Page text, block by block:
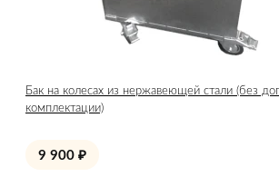
Бак на колесах из нержавеющей стали (без
комплектации)
9 900 ₽